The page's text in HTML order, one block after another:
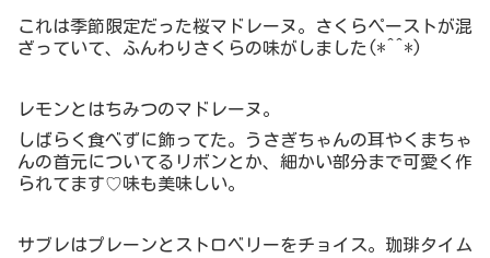
これは季節限定だった桜マドレーヌ。さくらペーストが混
ざっていて、ふんわりさくらの味がしました(*^^*)
レモンとはちみつのマドレーヌ。
しばらく食べずに飾ってた。うさぎちゃんの耳やくまちゃ
んの首元についてるリボンとか、細かい部分まで可愛く作
られてます♡味も美味しい。
サブレはプレーンとストロベリーをチョイス。珈琲タイム